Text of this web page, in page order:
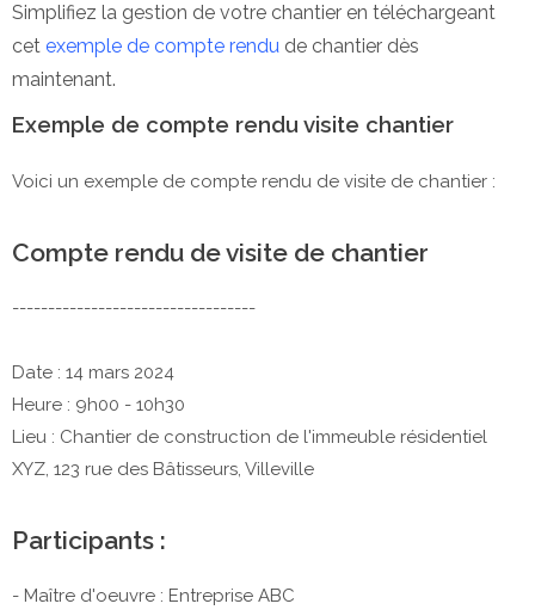
Simplifiez la gestion de votre chantier en téléchargeant
cet exemple de compte rendu de chantier dès
maintenant.
Exemple de compte rendu visite chantier
Voici un exemple de compte rendu de visite de chantier :
Compte rendu de visite de chantier
----------------------------------
Date : 14 mars 2024
Heure : 9h00 - 10h30
Lieu : Chantier de construction de l'immeuble résidentiel
XYZ, 123 rue des Bâtisseurs, Villeville
Participants :
- Maître d'oeuvre : Entreprise ABC